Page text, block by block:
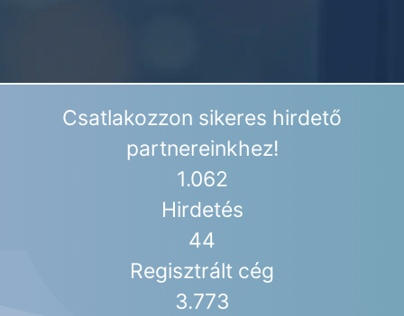
Csatlakozzon sikeres hirdető
partnereinkhez!
1.062
Hirdetés
44
Regisztrált cég
3.773